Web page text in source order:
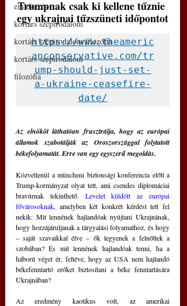
emlékezés
kortárs szépirodalom
kortárs szépirodalom filozófia
kortárs szépirodalom
filozófia
Trumpnak csak ki kellene tűznie
egy ukrajnai tűzszüneti időpontot
https://www.theameric
anconservative.com/tr
ump-should-just-set-
a-ukraine-ceasefire-
date/
Az elnököt láthatóan frusztrálja, hogy az európai
államok szabotálják az Oroszországgal folytatott
békefolyamatát. Erre van egy egyszerű megoldás.
Közvetlenül a müncheni biztonsági konferencia előtt a
Trump-kormányzat olyat tett, ami csendes diplomáciai
bravúrnak tekinthető. Levelet küldött az európai
fővárosoknak, amelyben két konkrét kérdést tett fel
nekik: Mit lennének hajlandóak nyújtani Ukrajnának,
hogy hozzájáruljanak a tárgyalási folyamathoz, és hogy
– saját szavaikkal élve – ők legyenek a felnőttek a
szobában? És mit lennének hajlandóak tenni, ha a
háború véget ér, feltéve, hogy az USA nem hajlandó
békefenntartó erőket biztosítani a béke fenntartására
Ukrajnában?
Az eredmény kaotikus volt, az amerikai